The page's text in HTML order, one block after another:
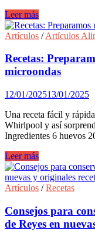
Recetas
de
postres
Trigo
khorasan
para
y
deportistas
Leer más
Artículos /Artículos
Recetas:
microondas
12/01/202513/01/2025
Una receta fácil y
Whirlpool y así
Ingredientes 6 huevos
Recetas:
Preparamos
un
Bizcocho
café
con
el
Leer más
Artículos /Recetas
Consejos para
de Reyes en